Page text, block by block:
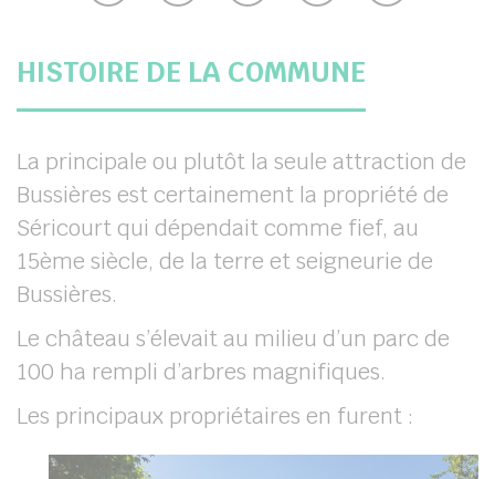
HISTOIRE DE LA COMMUNE
La principale ou plutôt la seule attraction de
Bussières est certainement la propriété de
Séricourt qui dépendait comme fief, au
15ème siècle, de la terre et seigneurie de
Bussières.
Le château s’élevait au milieu d’un parc de
100 ha rempli d’arbres magnifiques.
Les principaux propriétaires en furent :